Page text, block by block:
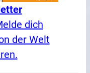
dich
der Welt